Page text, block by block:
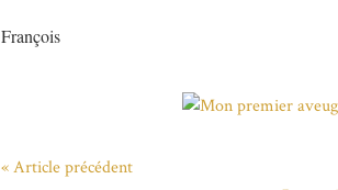
François
« Article précédent